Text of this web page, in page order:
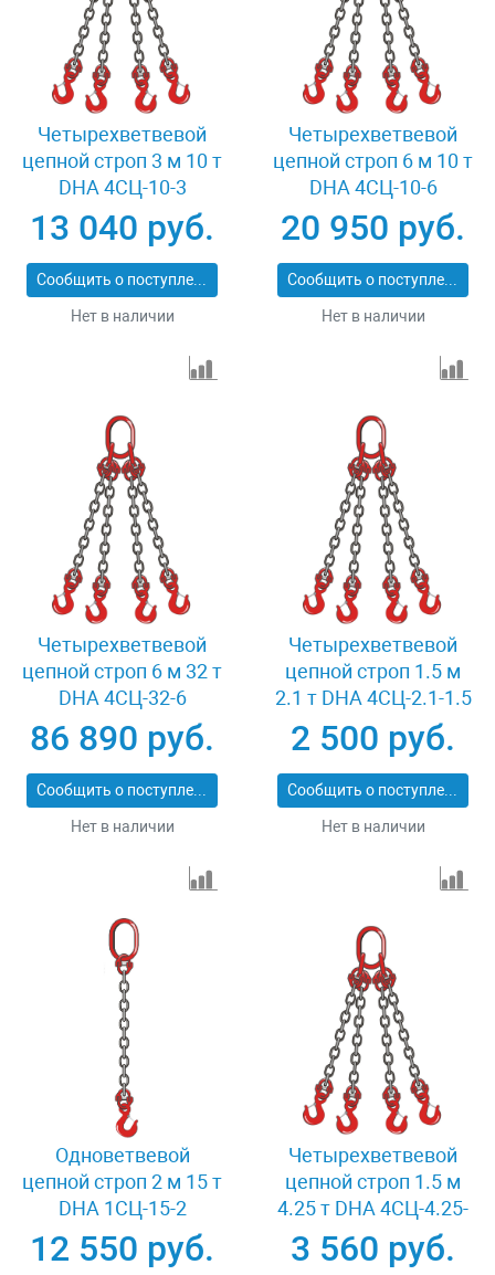
Четырехветвевой
цепной строп 3 м 10 т
DHA 4СЦ-10-3
13 040 руб.
Сообщить о поступлении
Нет в наличии
Четырехветвевой
цепной строп 6 м 10 т
DHA 4СЦ-10-6
20 950 руб.
Сообщить о поступлении
Нет в наличии
Четырехветвевой
цепной строп 6 м 32 т
DHA 4СЦ-32-6
86 890 руб.
Сообщить о поступлении
Нет в наличии
Четырехветвевой
цепной строп 1.5 м
2.1 т DHA 4СЦ-2.1-1.5
2 500 руб.
Сообщить о поступлении
Нет в наличии
Одноветвевой
цепной строп 2 м 15 т
DHA 1СЦ-15-2
12 550 руб.
Четырехветвевой
цепной строп 1.5 м
4.25 т DHA 4СЦ-4.25-
1.5
3 560 руб.